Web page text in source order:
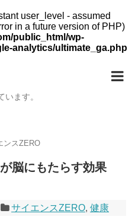
user_level - assumed
in a future version of PHP)
public_html/wp-
analytics/ultimate_ga.php
ます。
ンスZERO
脳にもたらす効果
サイエンスZERO,健康